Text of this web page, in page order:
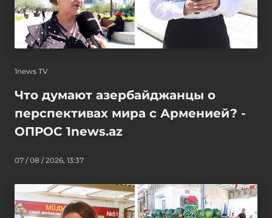
1news TV
Что думают азербайджанцы о
перспективах мира с Арменией? -
ОПРОС 1news.az
07 / 08 / 2026, 13:37